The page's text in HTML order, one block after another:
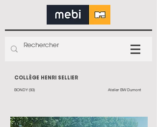
COLLÈGE HENRI SELLIER
BONDY (93) Atelier BW Dumont